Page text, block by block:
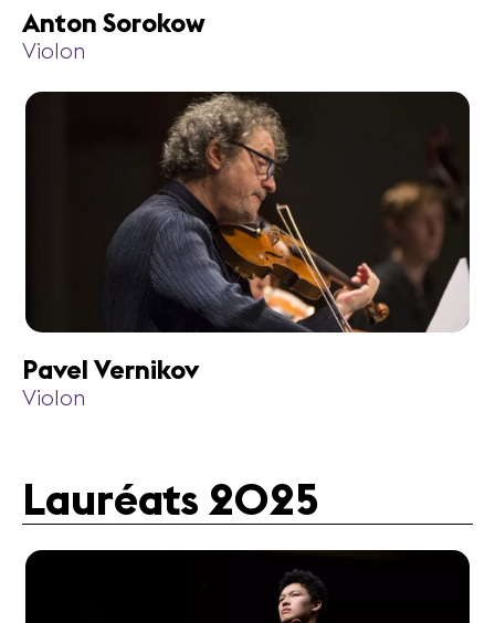
Anton Sorokow
Violon
Pavel Vernikov
Violon
Lauréats 2025